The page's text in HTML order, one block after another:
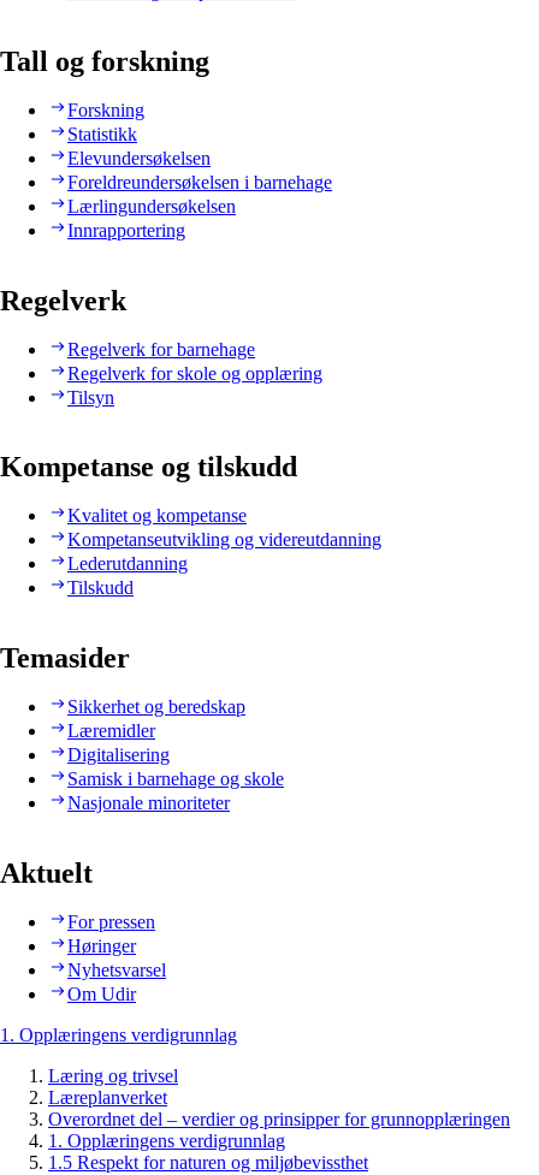
Tall og forskning
Forskning
Statistikk
Elevundersøkelsen
Foreldreundersøkelsen i barnehage
Lærlingundersøkelsen
Innrapportering
Regelverk
Regelverk for barnehage
Regelverk for skole og opplæring
Tilsyn
Kompetanse og tilskudd
Kvalitet og kompetanse
Kompetanseutvikling og videreutdanning
Lederutdanning
Tilskudd
Temasider
Sikkerhet og beredskap
Læremidler
Digitalisering
Samisk i barnehage og skole
Nasjonale minoriteter
Aktuelt
For pressen
Høringer
Nyhetsvarsel
Om Udir
1. Opplæringens verdigrunnlag
Læring og trivsel
Læreplanverket
Overordnet del – verdier og prinsipper for grunnopplæringen
1. Opplæringens verdigrunnlag
1.5 Respekt for naturen og miljøbevissthet